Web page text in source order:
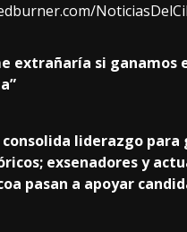
extrañaría si ganamos
liderazgo para
exsenadores y
pasan a apoyar